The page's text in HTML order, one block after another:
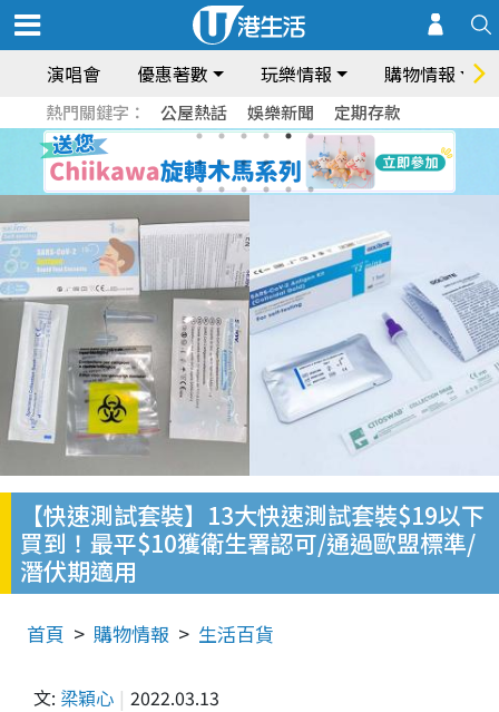
演唱會 優惠著數 玩樂情報 購物情報
熱門關鍵字： 公屋熱話 娛樂新聞 定期存款
【快速測試套裝】13大快速測試套裝$19以下
買到！最平$10獲衛生署認可/通過歐盟標準/
潛伏期適用
首頁 購物情報 生活百貨
文: 梁穎心 2022.03.13